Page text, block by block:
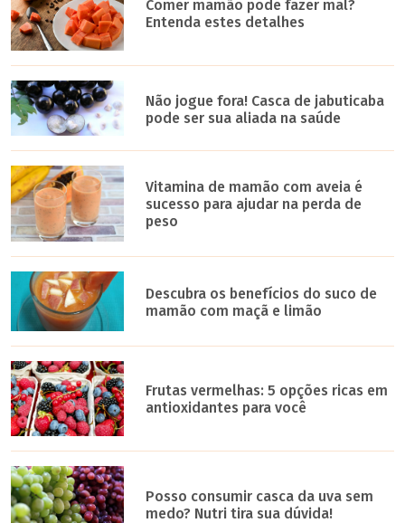
Comer mamão pode fazer mal?
Entenda estes detalhes
Não jogue fora! Casca de jabuticaba
pode ser sua aliada na saúde
Vitamina de mamão com aveia é
sucesso para ajudar na perda de
peso
Descubra os benefícios do suco de
mamão com maçã e limão
Frutas vermelhas: 5 opções ricas em
antioxidantes para você
Posso consumir casca da uva sem
medo? Nutri tira sua dúvida!